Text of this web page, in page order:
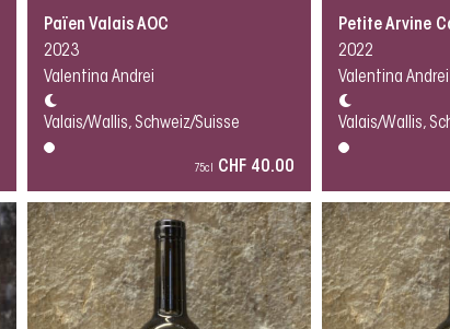
Païen Valais AOC
2023
Valentina Andrei
Valais/Wallis, Schweiz/Suisse
75cl CHF 40.00
Petite Arvine
2022
Valentina Andrei
Valais/Wallis,